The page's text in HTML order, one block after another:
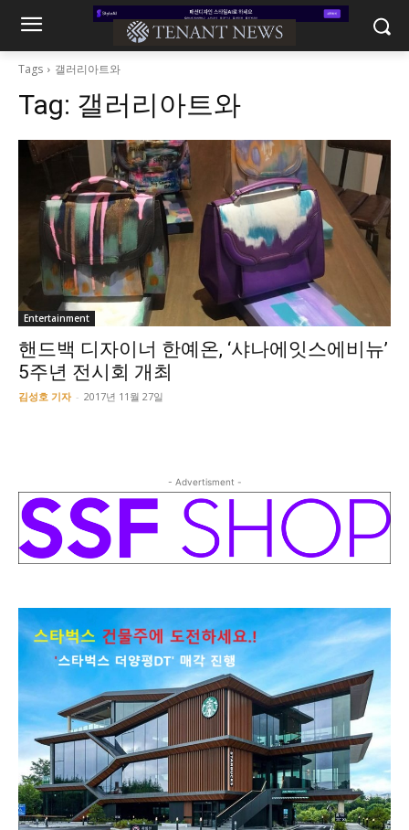
Tags 갤러리아트와
Tag: 갤러리아트와
Entertainment
핸드백 디자이너 한예온, ‘샤나에잇스에비뉴’
5주년 전시회 개최
김성호 기자 - 2017년 11월 27일
- Advertisment -